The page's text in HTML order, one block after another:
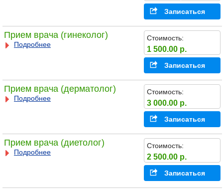
Записаться
Прием врача (гинеколог)
Подробнее
Стоимость:
1 500.00 р.
Записаться
Прием врача (дерматолог)
Подробнее
Стоимость:
3 000.00 р.
Записаться
Прием врача (диетолог)
Подробнее
Стоимость:
2 500.00 р.
Записаться